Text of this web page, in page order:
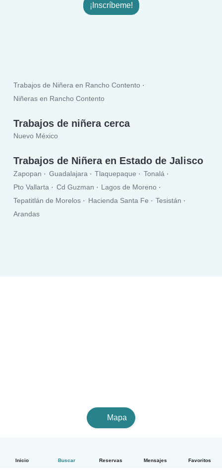
Inicio Buscar Reservas Mensajes Favoritos
¡Inscríbeme!
Trabajos de Niñera en Rancho Contento
Niñeras en Rancho Contento
Trabajos de niñera cerca
Nuevo México
Trabajos de Niñera en Estado de Jalisco
Zapopan Guadalajara Tlaquepaque
Tonalá
Pto Vallarta
Cd Guzman
Lagos de Moreno
Tepatitlán de Morelos
Hacienda Santa Fe
Tesistán
Arandas
Mapa